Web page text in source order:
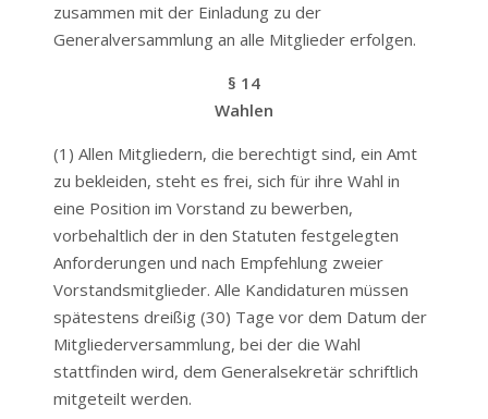
zusammen mit der Einladung zu der
Generalversammlung an alle Mitglieder erfolgen.
§ 14
Wahlen
(1) Allen Mitgliedern, die berechtigt sind, ein Amt
zu bekleiden, steht es frei, sich für ihre Wahl in
eine Position im Vorstand zu bewerben,
vorbehaltlich der in den Statuten festgelegten
Anforderungen und nach Empfehlung zweier
Vorstandsmitglieder. Alle Kandidaturen müssen
spätestens dreißig (30) Tage vor dem Datum der
Mitgliederversammlung, bei der die Wahl
stattfinden wird, dem Generalsekretär schriftlich
mitgeteilt werden.